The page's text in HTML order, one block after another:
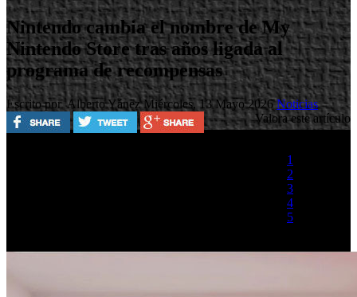
Nintendo cambia el nombre de My
Nintendo Store tras años ligada al
programa de recompensas
Escrito por Alberto YánezMiércoles, 13 Mayo 2026Noticias
Valora este artículo
1
2
3
4
5